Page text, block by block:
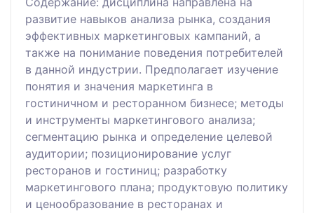
развитие навыков анализа рынка, создания
эффективных маркетинговых кампаний, а
также на понимание поведения потребителей
в данной индустрии. Предполагает изучение
понятия и значения маркетинга в
гостиничном и ресторанном бизнесе; методы
и инструменты маркетингового анализа;
сегментацию рынка и определение целевой
аудитории; позиционирование услуг
ресторанов и гостиниц; разработку
маркетингового плана; продуктовую политику
и ценообразование в ресторанах и